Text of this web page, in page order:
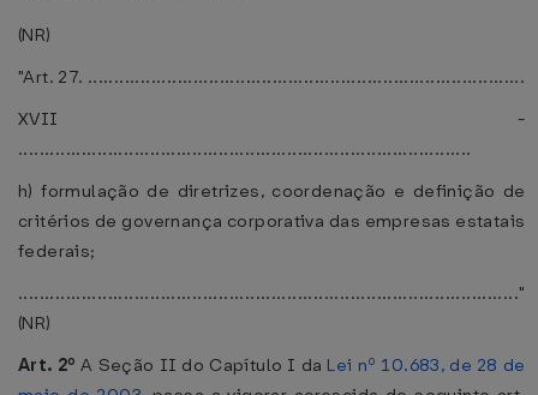
(NR)
"Art. 27. ...................................................................................
XVII -
......................................................................................
h) formulação de diretrizes, coordenação e definição de
critérios de governança corporativa das empresas estatais
federais;
..............................................................................................."
(NR)
Art. 2ºA Seção II do Capítulo I da Lei nº 10.683, de 28 de